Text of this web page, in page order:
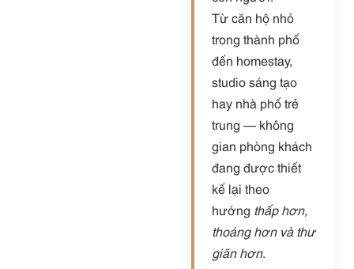
Từ căn hộ nhỏ
trong thành phố
đến homestay,
studio sáng tạo
hay nhà phố trẻ
trung — không
gian phòng khách
đang được thiết
kế lại theo
hướng thấp hơn,
thoáng hơn và thư
giãn hơn.